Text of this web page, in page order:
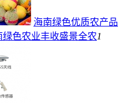
海南绿色优质农产品
色农业丰收盛景全农1